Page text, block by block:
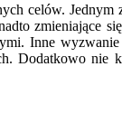
celów.
zmieniające
Inne
Dodatkowo